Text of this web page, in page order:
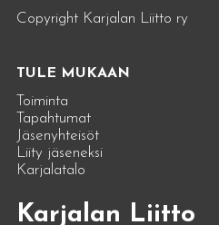
Copyright Karjalan Liitto ry
TULE MUKAAN
Toiminta
Tapahtumat
Jäsenyhteisöt
Liity jäseneksi
Karjalatalo
Karjalan Liitto